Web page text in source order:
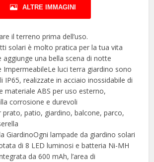
ALTRE IMMAGINI
il terreno prima dell’uso.
solari è molto pratica per la tua vita
aggiunge una bella scena di notte
ImpermeabileLe luci terra giardino sono
IP65, realizzate in acciaio inossidabile di
materiale ABS per uso esterno,
corrosione e durevoli
prato, patio, giardino, balcone, parco,
GiardinoOgni lampade da giardino solari
di 8 LED luminosi e batteria Ni-MH
da 600 mAh, l’area di